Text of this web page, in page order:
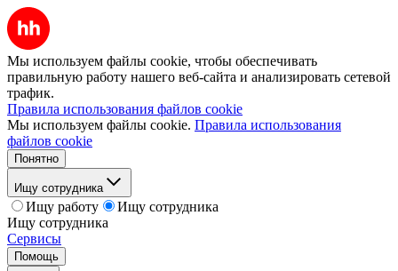
Мы используем файлы cookie, чтобы обеспечивать
правильную работу нашего веб-сайта и анализировать сетевой
трафик.
Правила использования файлов cookie
Мы используем файлы cookie. Правила использования
файлов cookie
Понятно
Ищу сотрудника
Ищу работу
Ищу сотрудника
Ищу сотрудника
Сервисы
Помощь